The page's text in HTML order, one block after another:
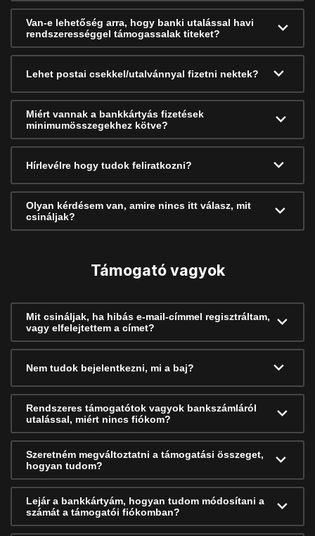
Van-e lehetőség arra, hogy banki utalással havi
rendszerességgel támogassalak titeket?
Lehet postai csekkel/utalvánnyal fizetni nektek?
Miért vannak a bankkártyás fizetések
minimumösszegekhez kötve?
Hírlevélre hogy tudok feliratkozni?
Olyan kérdésem van, amire nincs itt válasz, mit
csináljak?
Támogató vagyok
Mit csináljak, ha hibás e-mail-címmel regisztráltam,
vagy elfelejtettem a címet?
Nem tudok bejelentkezni, mi a baj?
Rendszeres támogatótok vagyok bankszámláról
utalással, miért nincs fiókom?
Szeretném megváltoztatni a támogatási összeget,
hogyan tudom?
Lejár a bankkártyám, hogyan tudom módosítani a
számát a támogatói fiókomban?